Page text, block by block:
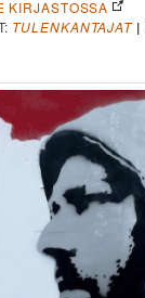
KIRJASTOSSA
TULENKANTAJAT |